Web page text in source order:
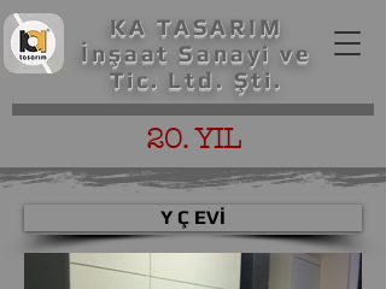
KA TASARIM
İnşaat Sanayi ve
Tic. Ltd. Şti.
20. YIL
Y Ç EVİ